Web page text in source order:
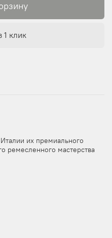
1 клик
их премиального
ремесленного мастерства